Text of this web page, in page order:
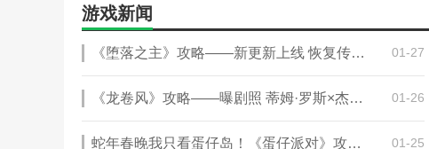
游戏新闻
《堕落之主》攻略——新更新上线 恢复传统男/女性别选项 01-27
《龙卷风》攻略——曝剧照 蒂姆·罗斯×杰克·劳登×木村光希 01-26
蛇年春晚我只看蛋仔岛！《蛋仔派对》攻略——天宫春晚即将盛大开幕！ 01-25